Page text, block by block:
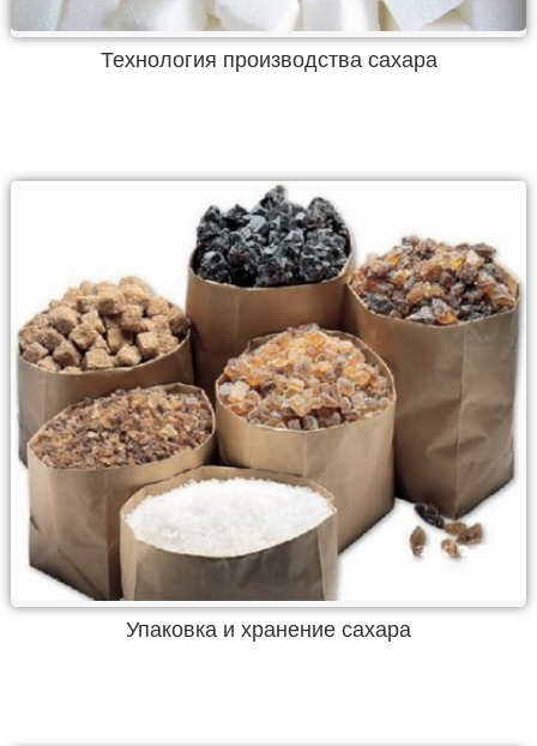
Технология производства сахара
Упаковка и хранение сахара